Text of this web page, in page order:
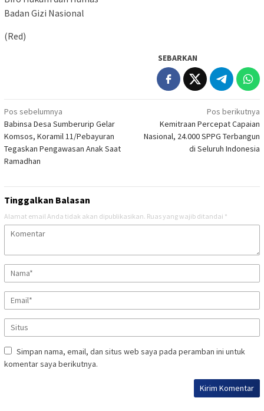
Badan Gizi Nasional
(Red)
SEBARKAN
Navigasi
pos
Pos sebelumnya
Babinsa Desa Sumberurip Gelar
Komsos, Koramil 11/Pebayuran
Tegaskan Pengawasan Anak Saat
Ramadhan
Pos berikutnya
Kemitraan Percepat Capaian
Nasional, 24.000 SPPG Terbangun
di Seluruh Indonesia
Tinggalkan Balasan
Alamat email Anda tidak akan dipublikasikan. Ruas yang wajib ditandai *
Simpan nama, email, dan situs web saya pada peramban ini untuk
komentar saya berikutnya.